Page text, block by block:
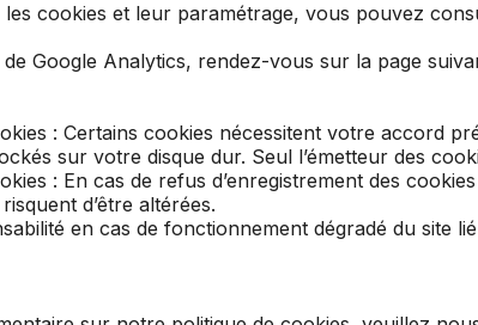
cookies et leur paramétrage, vous pouvez
Google Analytics, rendez-vous sur la page
: Certains cookies nécessitent votre accord
sur votre disque dur. Seul l’émetteur des
: En cas de refus d’enregistrement des
d’être altérées.
en cas de fonctionnement dégradé du site